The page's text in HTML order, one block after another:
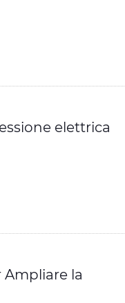
elettrica
Ampliare la